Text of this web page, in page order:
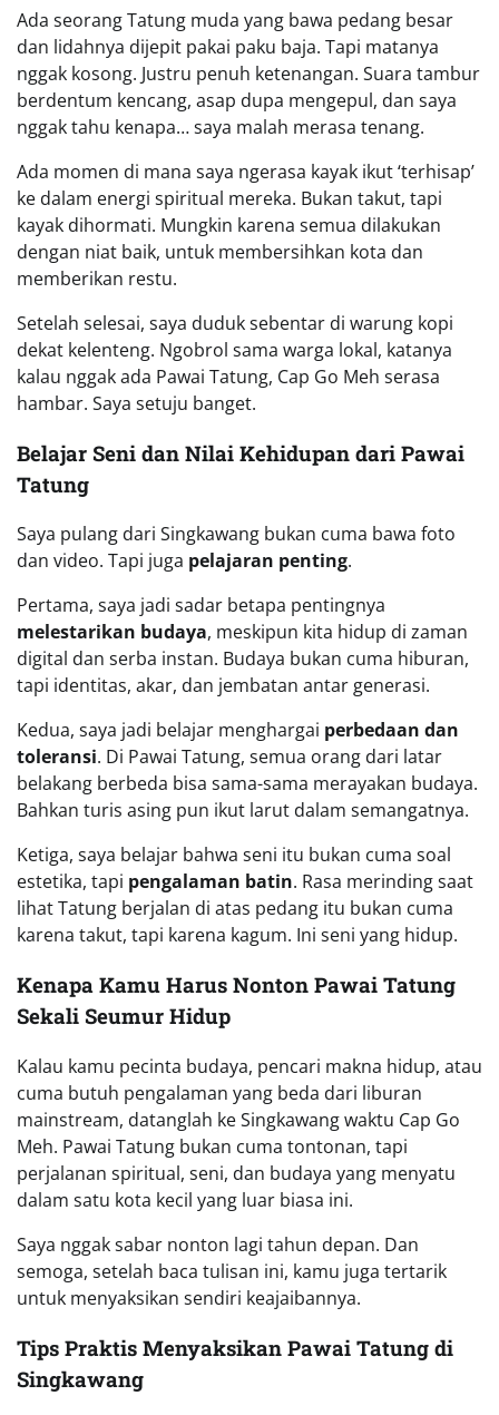
Ada seorang Tatung muda yang bawa pedang besar
dan lidahnya dijepit pakai paku baja. Tapi matanya
nggak kosong. Justru penuh ketenangan. Suara tambur
berdentum kencang, asap dupa mengepul, dan saya
nggak tahu kenapa… saya malah merasa tenang.
Ada momen di mana saya ngerasa kayak ikut ‘terhisap’
ke dalam energi spiritual mereka. Bukan takut, tapi
kayak dihormati. Mungkin karena semua dilakukan
dengan niat baik, untuk membersihkan kota dan
memberikan restu.
Setelah selesai, saya duduk sebentar di warung kopi
dekat kelenteng. Ngobrol sama warga lokal, katanya
kalau nggak ada Pawai Tatung, Cap Go Meh serasa
hambar. Saya setuju banget.
Belajar Seni dan Nilai Kehidupan dari Pawai
Tatung
Saya pulang dari Singkawang bukan cuma bawa foto
dan video. Tapi juga pelajaran penting.
Pertama, saya jadi sadar betapa pentingnya
melestarikan budaya, meskipun kita hidup di zaman
digital dan serba instan. Budaya bukan cuma hiburan,
tapi identitas, akar, dan jembatan antar generasi.
Kedua, saya jadi belajar menghargai perbedaan dan
toleransi. Di Pawai Tatung, semua orang dari latar
belakang berbeda bisa sama-sama merayakan budaya.
Bahkan turis asing pun ikut larut dalam semangatnya.
Ketiga, saya belajar bahwa seni itu bukan cuma soal
estetika, tapi pengalaman batin. Rasa merinding saat
lihat Tatung berjalan di atas pedang itu bukan cuma
karena takut, tapi karena kagum. Ini seni yang hidup.
Kenapa Kamu Harus Nonton Pawai Tatung
Sekali Seumur Hidup
Kalau kamu pecinta budaya, pencari makna hidup, atau
cuma butuh pengalaman yang beda dari liburan
mainstream, datanglah ke Singkawang waktu Cap Go
Meh. Pawai Tatung bukan cuma tontonan, tapi
perjalanan spiritual, seni, dan budaya yang menyatu
dalam satu kota kecil yang luar biasa ini.
Saya nggak sabar nonton lagi tahun depan. Dan
semoga, setelah baca tulisan ini, kamu juga tertarik
untuk menyaksikan sendiri keajaibannya.
Tips Praktis Menyaksikan Pawai Tatung di
Singkawang